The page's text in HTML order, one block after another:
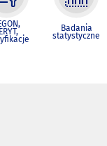
Badania
statystyczne